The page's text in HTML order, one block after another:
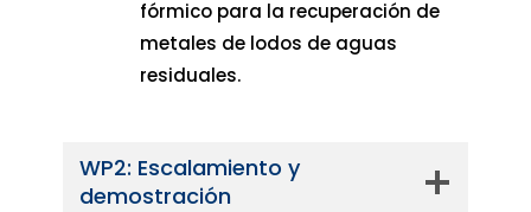
fórmico para la recuperación de
metales de lodos de aguas
residuales.
WP2: Escalamiento y
demostración